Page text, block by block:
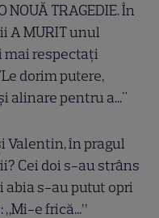
NOUĂ TRAGEDIE. În
A MURIT unul
mai respectați
dorim putere,
alinare pentru a..."
Valentin, în pragul
Cei doi s-au strâns
abia s-au putut opri
e frică...”